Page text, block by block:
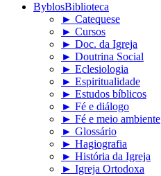
ByblosBiblioteca
► Catequese
► Cursos
► Doc. da Igreja
► Doutrina Social
► Eclesiologia
► Espiritualidade
► Estudos bíblicos
► Fé e diálogo
► Fé e meio ambiente
► Glossário
► Hagiografia
► História da Igreja
► Igreja Ortodoxa